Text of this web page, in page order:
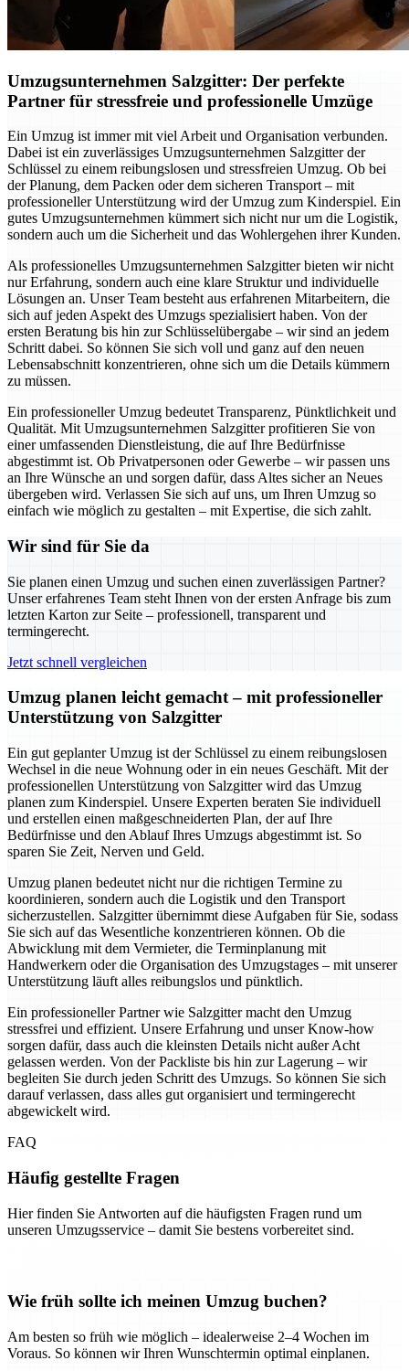
Umzugsunternehmen Salzgitter: Der perfekte
Partner für stressfreie und professionelle Umzüge
Ein Umzug ist immer mit viel Arbeit und Organisation verbunden.
Dabei ist ein zuverlässiges Umzugsunternehmen Salzgitter der
Schlüssel zu einem reibungslosen und stressfreien Umzug. Ob bei
der Planung, dem Packen oder dem sicheren Transport – mit
professioneller Unterstützung wird der Umzug zum Kinderspiel. Ein
gutes Umzugsunternehmen kümmert sich nicht nur um die Logistik,
sondern auch um die Sicherheit und das Wohlergehen ihrer Kunden.
Als professionelles Umzugsunternehmen Salzgitter bieten wir nicht
nur Erfahrung, sondern auch eine klare Struktur und individuelle
Lösungen an. Unser Team besteht aus erfahrenen Mitarbeitern, die
sich auf jeden Aspekt des Umzugs spezialisiert haben. Von der
ersten Beratung bis hin zur Schlüsselübergabe – wir sind an jedem
Schritt dabei. So können Sie sich voll und ganz auf den neuen
Lebensabschnitt konzentrieren, ohne sich um die Details kümmern
zu müssen.
Ein professioneller Umzug bedeutet Transparenz, Pünktlichkeit und
Qualität. Mit Umzugsunternehmen Salzgitter profitieren Sie von
einer umfassenden Dienstleistung, die auf Ihre Bedürfnisse
abgestimmt ist. Ob Privatpersonen oder Gewerbe – wir passen uns
an Ihre Wünsche an und sorgen dafür, dass Altes sicher an Neues
übergeben wird. Verlassen Sie sich auf uns, um Ihren Umzug so
einfach wie möglich zu gestalten – mit Expertise, die sich zahlt.
Wir sind für Sie da
Sie planen einen Umzug und suchen einen zuverlässigen Partner?
Unser erfahrenes Team steht Ihnen von der ersten Anfrage bis zum
letzten Karton zur Seite – professionell, transparent und
termingerecht.
Jetzt schnell vergleichen
Umzug planen leicht gemacht – mit professioneller
Unterstützung von Salzgitter
Ein gut geplanter Umzug ist der Schlüssel zu einem reibungslosen
Wechsel in die neue Wohnung oder in ein neues Geschäft. Mit der
professionellen Unterstützung von Salzgitter wird das Umzug
planen zum Kinderspiel. Unsere Experten beraten Sie individuell
und erstellen einen maßgeschneiderten Plan, der auf Ihre
Bedürfnisse und den Ablauf Ihres Umzugs abgestimmt ist. So
sparen Sie Zeit, Nerven und Geld.
Umzug planen bedeutet nicht nur die richtigen Termine zu
koordinieren, sondern auch die Logistik und den Transport
sicherzustellen. Salzgitter übernimmt diese Aufgaben für Sie, sodass
Sie sich auf das Wesentliche konzentrieren können. Ob die
Abwicklung mit dem Vermieter, die Terminplanung mit
Handwerkern oder die Organisation des Umzugstages – mit unserer
Unterstützung läuft alles reibungslos und pünktlich.
Ein professioneller Partner wie Salzgitter macht den Umzug
stressfrei und effizient. Unsere Erfahrung und unser Know-how
sorgen dafür, dass auch die kleinsten Details nicht außer Acht
gelassen werden. Von der Packliste bis hin zur Lagerung – wir
begleiten Sie durch jeden Schritt des Umzugs. So können Sie sich
darauf verlassen, dass alles gut organisiert und termingerecht
abgewickelt wird.
FAQ
Häufig gestellte Fragen
Hier finden Sie Antworten auf die häufigsten Fragen rund um
unseren Umzugsservice – damit Sie bestens vorbereitet sind.
Wie früh sollte ich meinen Umzug buchen?
Am besten so früh wie möglich – idealerweise 2–4 Wochen im
Voraus. So können wir Ihren Wunschtermin optimal einplanen.